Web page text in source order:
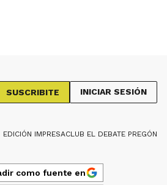
SUSCRIBITE INICIAR SESIÓN
EDICIÓN IMPRESACLUB EL DEBATE PREGÓN
como fuente en